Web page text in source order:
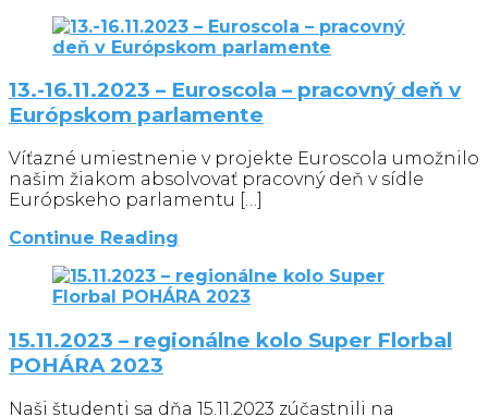
13.-16.11.2023 – Euroscola – pracovný deň v
Európskom parlamente
Víťazné umiestnenie v projekte Euroscola umožnilo
našim žiakom absolvovať pracovný deň v sídle
Európskeho parlamentu […]
Continue Reading
15.11.2023 – regionálne kolo Super Florbal
POHÁRA 2023
Naši študenti sa dňa 15.11.2023 zúčastnili na